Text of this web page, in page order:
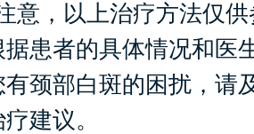
意，以上治疗方法仅
患者的具体情况和医
有颈部白斑的困扰，请
建议。